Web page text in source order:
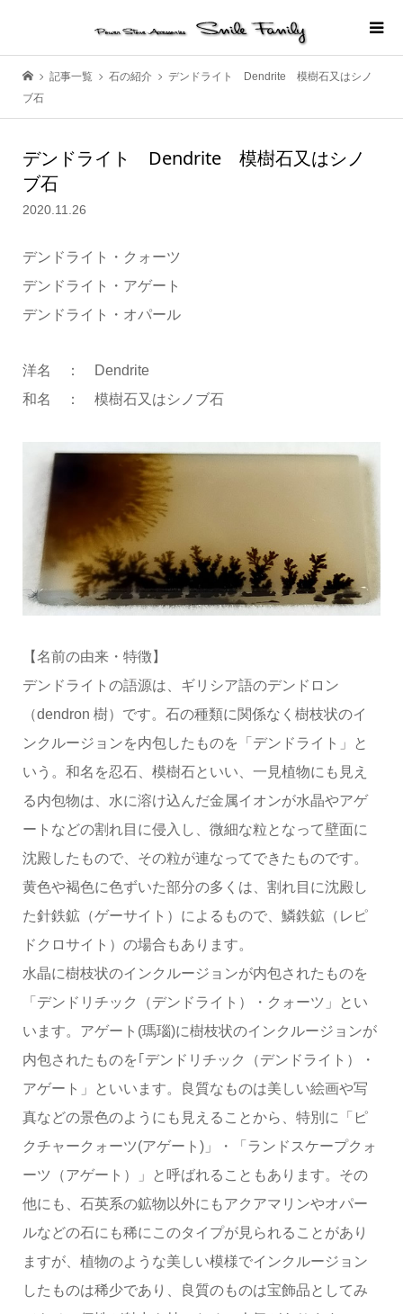
記事一覧 石の紹介
デンドライト Dendrite 模樹石又はシノ
ブ石
デンドライト Dendrite 模樹石又はシノ
ブ石
2020.11.26
デンドライト・クォーツ
デンドライト・アゲート
デンドライト・オパール
洋名 ： Dendrite
和名 ： 模樹石又はシノブ石
【名前の由来・特徴】
デンドライトの語源は、ギリシア語のデンドロン
（dendron 樹）です。石の種類に関係なく樹枝状のイ
ンクルージョンを内包したものを「デンドライト」と
いう。和名を忍石、模樹石といい、一見植物にも見え
る内包物は、水に溶け込んだ金属イオンが水晶やアゲ
ートなどの割れ目に侵入し、微細な粒となって壁面に
沈殿したもので、その粒が連なってできたものです。
黄色や褐色に色ずいた部分の多くは、割れ目に沈殿し
た針鉄鉱（ゲーサイト）によるもので、鱗鉄鉱（レピ
ドクロサイト）の場合もあります。
水晶に樹枝状のインクルージョンが内包されたものを
「デンドリチック（デンドライト）・クォーツ」とい
います。アゲート(瑪瑙)に樹枝状のインクルージョンが
内包されたものを｢デンドリチック（デンドライト）・
アゲート」といいます。良質なものは美しい絵画や写
真などの景色のようにも見えることから、特別に「ピ
クチャークォーツ(アゲート)」・「ランドスケープクォ
ーツ（アゲート）」と呼ばれることもあります。その
他にも、石英系の鉱物以外にもアクアマリンやオパー
ルなどの石にも稀にこのタイプが見られることがあり
ますが、植物のような美しい模様でインクルージョン
したものは稀少であり、良質のものは宝飾品としてみ